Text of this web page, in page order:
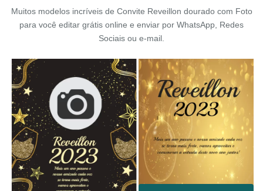
Muitos modelos incríveis de Convite Reveillon dourado com Foto
para você editar grátis online e enviar por WhatsApp, Redes
Sociais ou e-mail.